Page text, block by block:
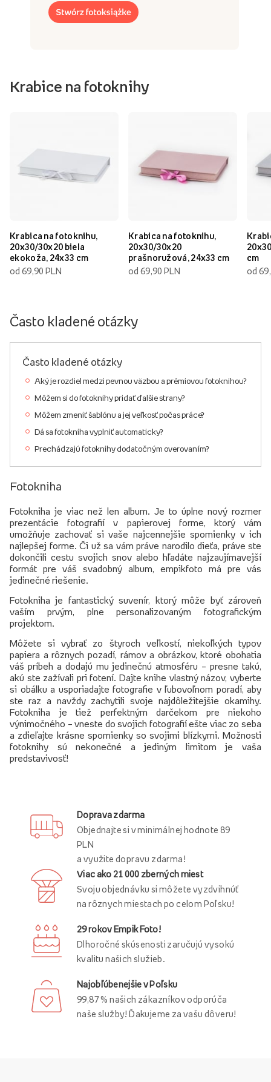
Krabice na fotoknihy
Krabica na fotoknihu,
20x30/30x20 biela
ekokoža, 24x33 cm
od 69,90 PLN
Krabica na fotoknihu,
20x30/30x20
prašnoružová, 24x33 cm
od 69,90 PLN
cm
od
Často kladené otázky
Často kladené otázky
Aký je rozdiel medzi pevnou väzbou a prémiovou fotoknihou?
Môžem si do fotoknihy pridať ďalšie strany?
Môžem zmeniť šablónu a jej veľkosť počas práce?
Dá sa fotokniha vyplniť automaticky?
Prechádzajú fotoknihy dodatočným overovaním?
Fotokniha
Fotokniha je viac než len album. Je to úplne nový rozmer
prezentácie fotografií v papierovej forme, ktorý vám
umožňuje zachovať si vaše najcennejšie spomienky v ich
najlepšej forme. Či už sa vám práve narodilo dieťa, práve ste
dokončili cestu svojich snov alebo hľadáte najzaujímavejší
formát pre váš svadobný album, empikfoto má pre vás
jedinečné riešenie.
Fotokniha je fantastický suvenír, ktorý môže byť zároveň
vaším prvým, plne personalizovaným fotografickým
projektom.
Môžete si vybrať zo štyroch veľkostí, niekoľkých typov
papiera a rôznych pozadí, rámov a obrázkov, ktoré obohatia
váš príbeh a dodajú mu jedinečnú atmosféru – presne takú,
akú ste zažívali pri fotení. Dajte knihe vlastný názov, vyberte
si obálku a usporiadajte fotografie v ľubovoľnom poradí, aby
ste raz a navždy zachytili svoje najdôležitejšie okamihy.
Fotokniha je tiež perfektným darčekom pre niekoho
výnimočného – vneste do svojich fotografií ešte viac zo seba
a zdieľajte krásne spomienky so svojimi blízkymi. Možnosti
fotoknihy sú nekonečné a jediným limitom je vaša
predstavivosť!
Doprava zdarma
Objednajte si v minimálnej hodnote 89
PLN
a využite dopravu zdarma!
Viac ako 21 000 zberných miest
Svoju objednávku si môžete vyzdvihnúť
na rôznych miestach po celom Poľsku!
29 rokov Empik Foto!
Dlhoročné skúsenosti zaručujú vysokú
kvalitu našich služieb.
Najobľúbenejšie v Poľsku
99,87 % našich zákazníkov odporúča
naše služby! Ďakujeme za vašu dôveru!